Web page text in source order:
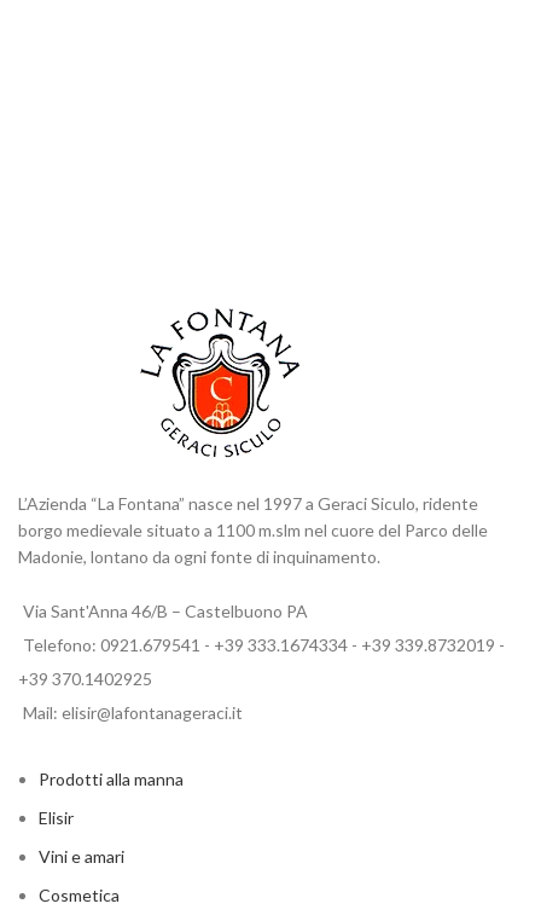
L’Azienda “La Fontana” nasce nel 1997 a Geraci Siculo, ridente
borgo medievale situato a 1100 m.slm nel cuore del Parco delle
Madonie, lontano da ogni fonte di inquinamento.
Via Sant'Anna 46/B – Castelbuono PA
Telefono: 0921.679541 - +39 333.1674334 - +39 339.8732019 -
+39 370.1402925
Mail: elisir@lafontanageraci.it
Prodotti alla manna
Elisir
Vini e amari
Cosmetica